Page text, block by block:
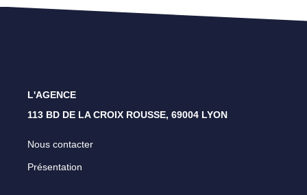
CONTACT
L'AGENCE
113 BD DE LA CROIX ROUSSE, 69004 LYON
Nous contacter
Présentation